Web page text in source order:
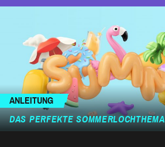
ANLEITUNG
DAS PERFEKTE SOMMERLOCHTHEMA